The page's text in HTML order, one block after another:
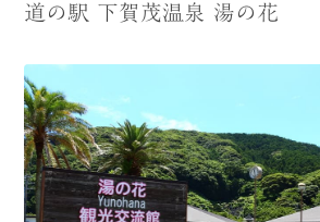
道の駅 下賀茂温泉 湯の花